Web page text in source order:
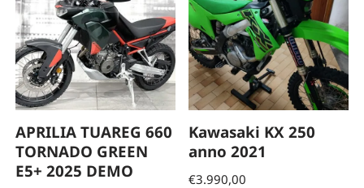
APRILIA TUAREG 660
TORNADO GREEN
E5+ 2025 DEMO
Kawasaki KX 250
anno 2021
€3.990,00